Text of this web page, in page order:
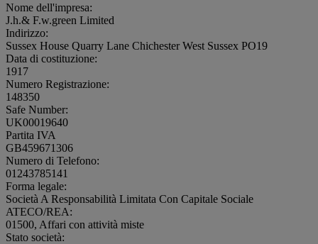
Nome dell'impresa:
J.h.& F.w.green Limited
Indirizzo:
Sussex House Quarry Lane Chichester West Sussex PO19
Data di costituzione:
1917
Numero Registrazione:
148350
Safe Number:
UK00019640
Partita IVA
GB459671306
Numero di Telefono:
01243785141
Forma legale:
Società A Responsabilità Limitata Con Capitale Sociale
ATECO/REA:
01500, Affari con attività miste
Stato società: